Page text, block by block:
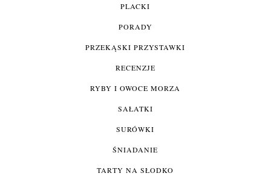
PLACKI
PORADY
PRZEKĄSKI PRZYSTAWKI
RECENZJE
RYBY I OWOCE MORZA
SAŁATKI
SURÓWKI
ŚNIADANIE
TARTY NA SŁODKO